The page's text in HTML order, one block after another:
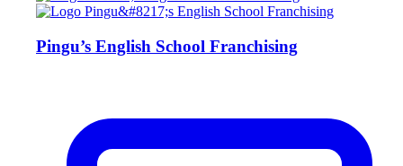
Pingu’s English School Franchising